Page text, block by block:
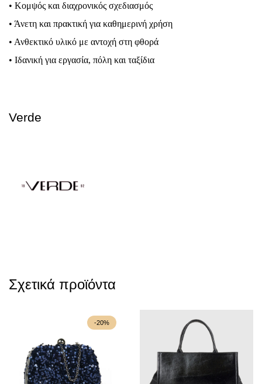
• Κομψός και διαχρονικός σχεδιασμός
• Άνετη και πρακτική για καθημερινή χρήση
• Ανθεκτικό υλικό με αντοχή στη φθορά
• Ιδανική για εργασία, πόλη και ταξίδια
Verde
Σχετικά προϊόντα
-20%